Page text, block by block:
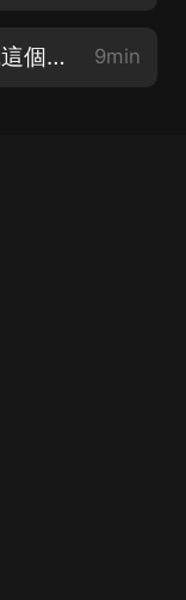
魔王在都市 008 需要重新認識這個世界 9min